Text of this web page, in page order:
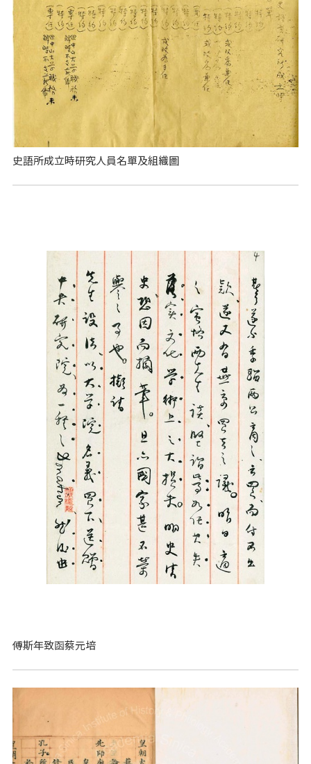
史語所成立時研究人員名單及組織圖
傅斯年致函蔡元培